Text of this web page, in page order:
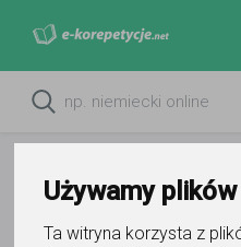
Używamy
Ta witryna korzysta z